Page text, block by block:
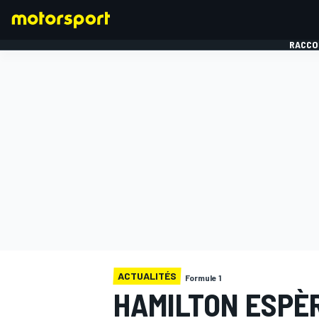
ACTUALITÉS Formule 1
HAMILTON